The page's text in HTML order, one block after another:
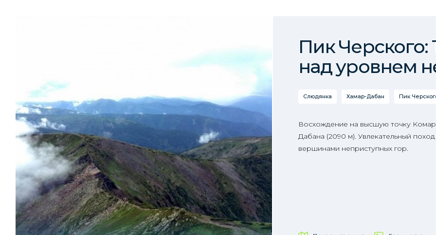
Пик Черского:
над уровнем
Слюдянка Хамар-Дабан Пик
Восхождение на высшую точку
Дабана (2090 м). Увлекательный
вершинами неприступных гор.